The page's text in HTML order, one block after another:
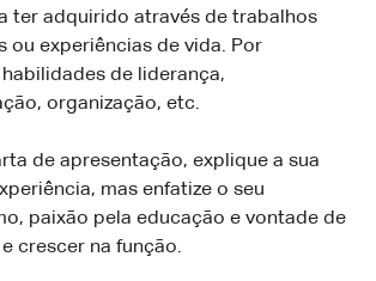
ter adquirido através de trabalhos
ou experiências de vida. Por
de liderança,
organização, etc.
de apresentação, explique a sua
mas enfatize o seu
paixão pela educação e vontade de
crescer na função.